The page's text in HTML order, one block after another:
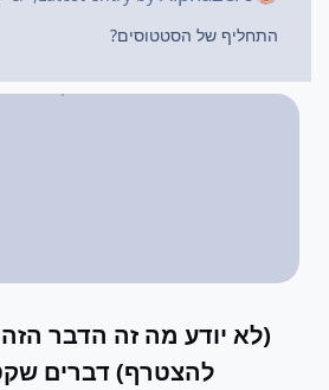
התחליף של הסטטוסים?
(לא יודע מה זה הדבר
להצטרף) דברים